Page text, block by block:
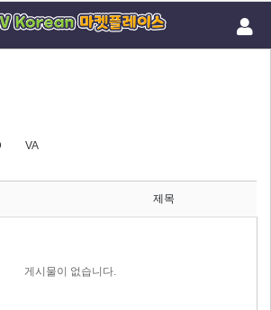
VA
제목
게시물이 없습니다.